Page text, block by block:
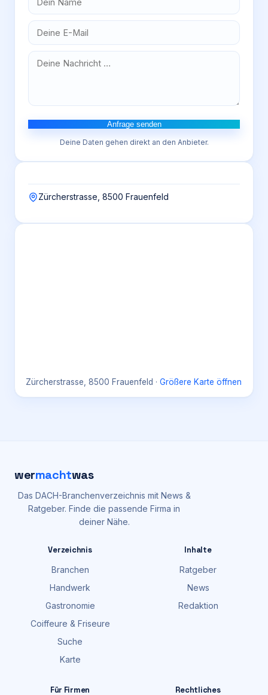
Anfrage senden
Deine Daten gehen direkt an den Anbieter.
Zürcherstrasse, 8500 Frauenfeld
Zürcherstrasse, 8500 Frauenfeld · Größere Karte öffnen
wermachtwas
Das DACH-Branchenverzeichnis mit News &
Ratgeber. Finde die passende Firma in
deiner Nähe.
Verzeichnis
Branchen
Handwerk
Gastronomie
Coiffeure & Friseure
Suche
Karte
Inhalte
Ratgeber
News
Redaktion
Für Firmen Rechtliches